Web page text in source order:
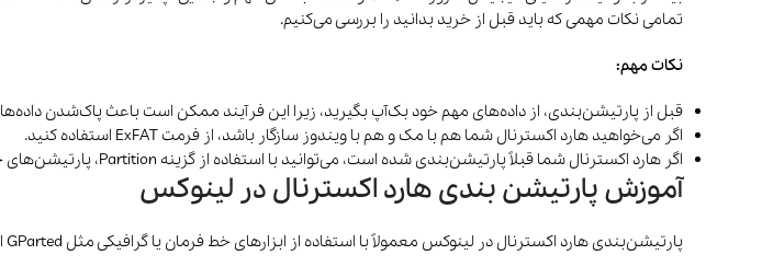
تمامی نکات مهمی که باید قبل از خرید بدانید را بررسی می‌کنیم.
نکات مهم:
قبل از پارتیشن‌بندی، از داده‌های مهم خود بک‌آپ بگیرید، زیرا این فرآیند ممکن است باعث پاک‌شدن
اگر می‌خواهید هارد اکسترنال شما هم با مک و هم با ویندوز سازگار باشد، از فرمت ExFAT استفاده کنید.
اگر هارد اکسترنال شما قبلاً پارتیشن‌بندی شده است، می‌توانید با استفاده از گزینه Partition، پارتیشن‌های جدید اضافه کنید یا اندازه پارتیشن‌های موجود را تغییر دهید.
آموزش پارتیشن بندی هارد اکسترنال در لینوکس
پارتیشن‌بندی هارد اکسترنال در لینوکس معمولاً با استفاده از ابزارهای خط فرمان یا گرافیکی مثل GParted انجام می‌شود. در ادامه هر دو روش را آموزش خواهیم داد.